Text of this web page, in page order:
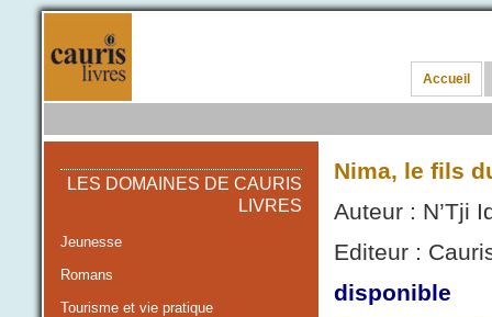
Accueil
LES DOMAINES DE CAURIS
LIVRES
Jeunesse
Romans
Tourisme et vie pratique
Nima, le fils
Auteur : N’Tji
Editeur :
disponible